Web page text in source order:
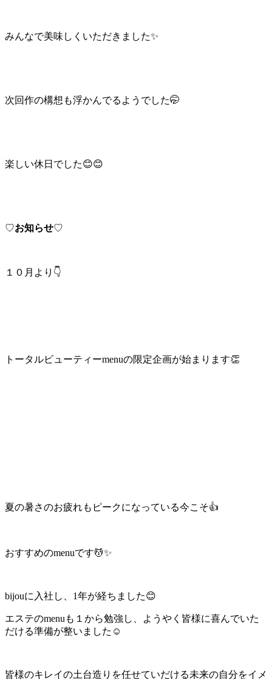
みんなで美味しくいただきました✨
次回作の構想も浮かんでるようでした🤭
楽しい休日でした😊😊
♡お知らせ♡
１０月より👇️
トータルビューティーmenuの限定企画が始まります👏
夏の暑さのお疲れもピークになっている今こそ👍
おすすめのmenuです💆✨
bijouに入社し、1年が経ちました😊
エステのmenuも１から勉強し、ようやく皆様に喜んでいた
だける準備が整いました☺️
皆様のキレイの土台造りを任せていだける未来の自分をイメ